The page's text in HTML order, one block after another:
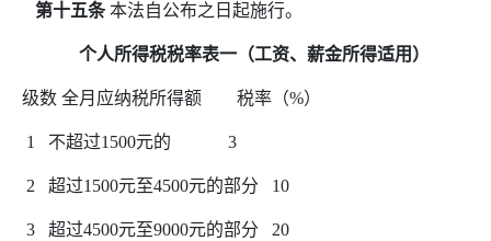
第十五条本法自公布之日起施行。
个人所得税税率表一（工资、薪金所得适用）
级数 全月应纳税所得额 税率（%）
1 不超过1500元的 3
2 超过1500元至4500元的部分 10
3 超过4500元至9000元的部分 20